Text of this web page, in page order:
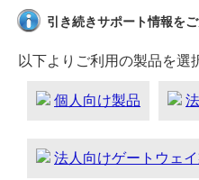
引き続きサポート情報を
以下よりご利用の製品を
個人向け製品
法人向けゲートウェ